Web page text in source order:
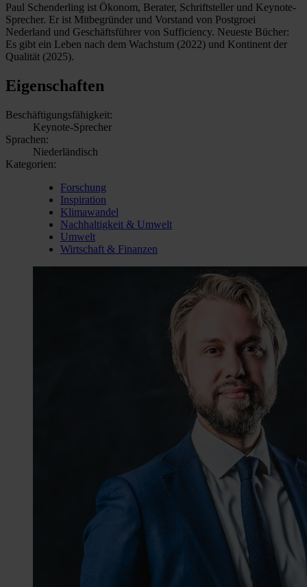
Paul Schenderling ist Ökonom, Berater, Schriftsteller und Keynote-
Sprecher. Er ist Mitbegründer und Vorstand von Postgroei
Nederland und Geschäftsführer von Sufficiency. Neueste Bücher:
Es gibt ein Leben nach dem Wachstum (2022) und Kontinent der
Qualität (2025).
Eigenschaften
Beschäftigungsfähigkeit:
Keynote-Sprecher
Sprachen:
Niederländisch
Kategorien:
Forschung
Inspiration
Klimawandel
Nachhaltigkeit & Umwelt
Umwelt
Wirtschaft & Finanzen